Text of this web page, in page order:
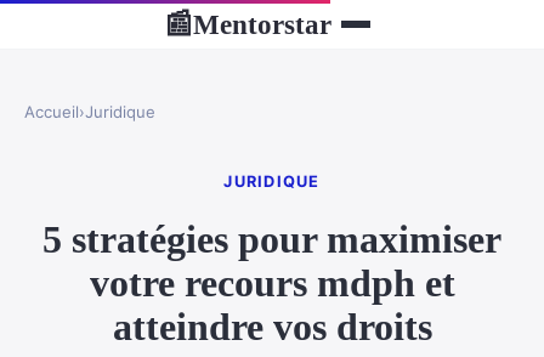
📰Mentorstar
Accueil›Juridique
JURIDIQUE
5 stratégies pour maximiser
votre recours mdph et
atteindre vos droits